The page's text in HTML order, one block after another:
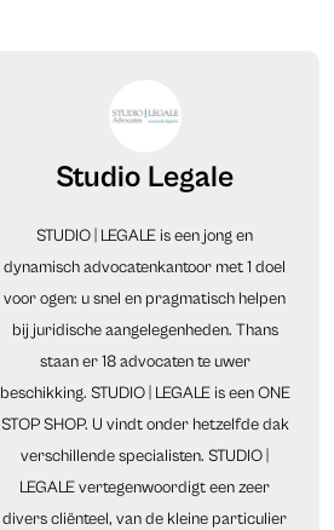
Studio Legale
STUDIO | LEGALE is een jong en
dynamisch advocatenkantoor met 1 doel
voor ogen: u snel en pragmatisch helpen
bij juridische aangelegenheden. Thans
staan er 18 advocaten te uwer
beschikking. STUDIO | LEGALE is een ONE
STOP SHOP. U vindt onder hetzelfde dak
verschillende specialisten. STUDIO |
LEGALE vertegenwoordigt een zeer
divers cliënteel, van de kleine particulier